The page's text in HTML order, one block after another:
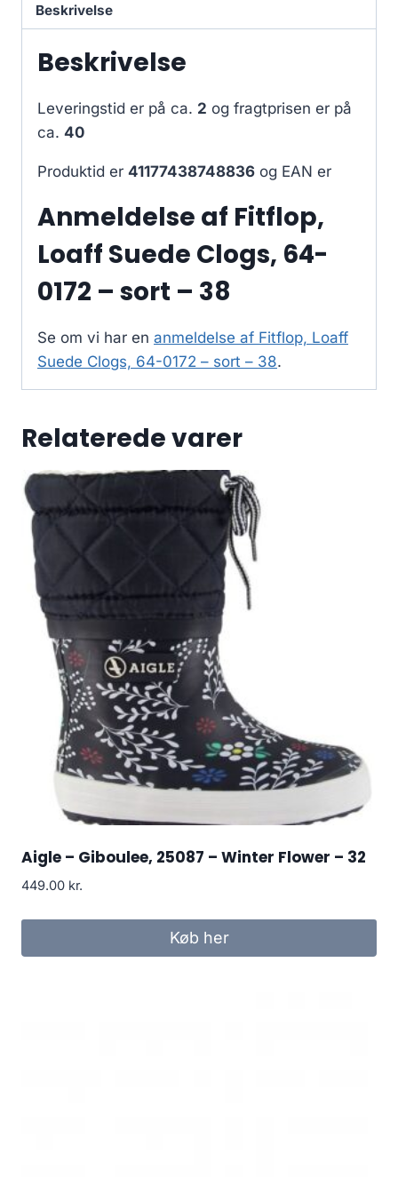
Beskrivelse
Beskrivelse
Leveringstid er på ca. 2 og fragtprisen er på
ca. 40
Produktid er 41177438748836 og EAN er
Anmeldelse af Fitflop,
Loaff Suede Clogs, 64-
0172 – sort – 38
Se om vi har en anmeldelse af Fitflop, Loaff
Suede Clogs, 64-0172 – sort – 38.
Relaterede varer
Aigle – Giboulee, 25087 – Winter Flower – 32
449.00 kr.
Køb her